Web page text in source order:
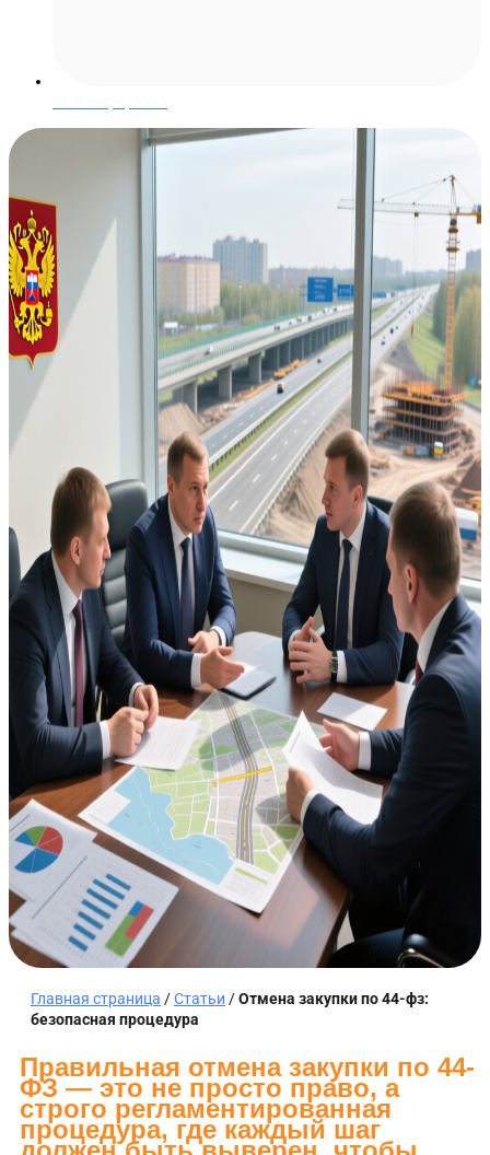
Главная страница /Статьи /Отмена закупки по 44-фз:
безопасная процедура
Правильная отмена закупки по 44-
ФЗ — это не просто право, а
строго регламентированная
процедура, где каждый шаг